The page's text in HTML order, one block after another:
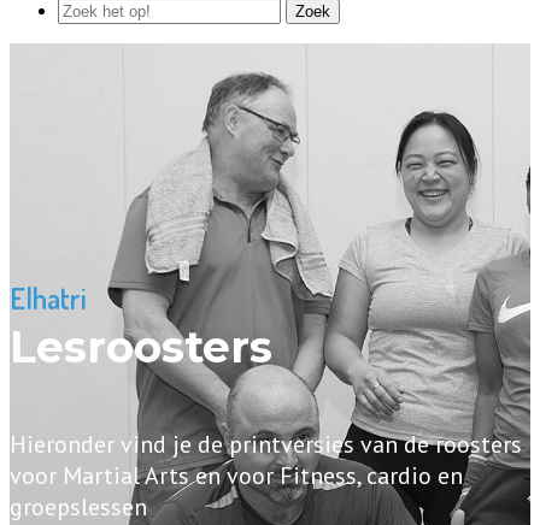
Zoek
Elhatri
Lesroosters
Hieronder vind je de printversies van de roosters
voor Martial Arts en voor Fitness, cardio en
groepslessen